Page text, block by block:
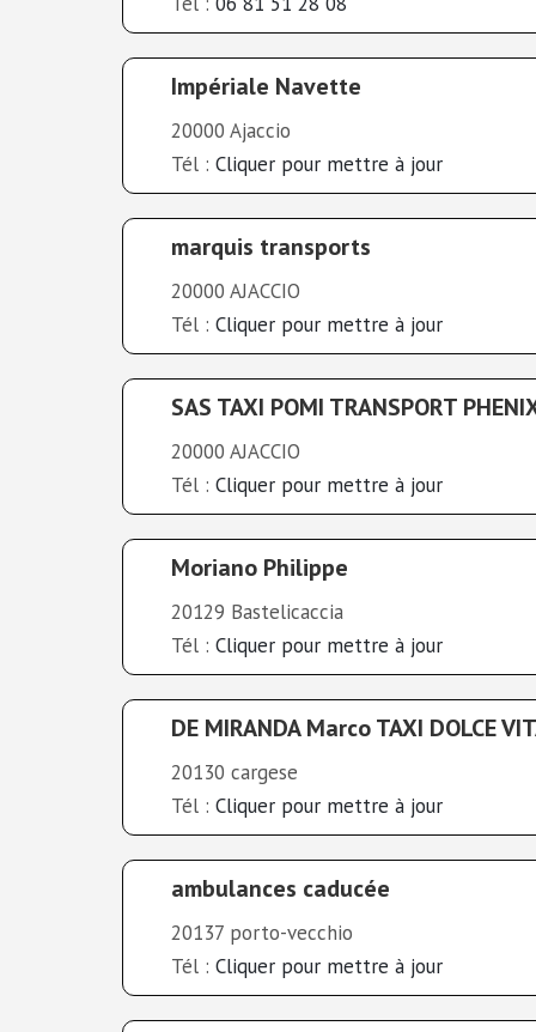
Impériale Navette
20000 Ajaccio
Tél : Cliquer pour mettre à jour
marquis transports
20000 AJACCIO
Tél : Cliquer pour mettre à jour
SAS TAXI POMI TRANSPORT
20000 AJACCIO
Tél : Cliquer pour mettre à jour
Moriano Philippe
20129 Bastelicaccia
Tél : Cliquer pour mettre à jour
DE MIRANDA Marco TAXI DOLCE
20130 cargese
Tél : Cliquer pour mettre à jour
ambulances caducée
20137 porto-vecchio
Tél : Cliquer pour mettre à jour